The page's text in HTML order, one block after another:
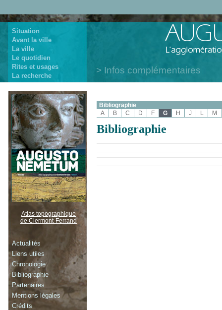
Situation
Avant la ville
La ville
Le quotidien
Rites et usages
La recherche
Infos complémentaires
Bibliographie
A
B C D F G H J L M
Bibliographie
Atlas topographique
de Clermont-Ferrand
Actualités
Liens utiles
Chronologie
Bibliographie
Partenaires
Mentions légales
Crédits